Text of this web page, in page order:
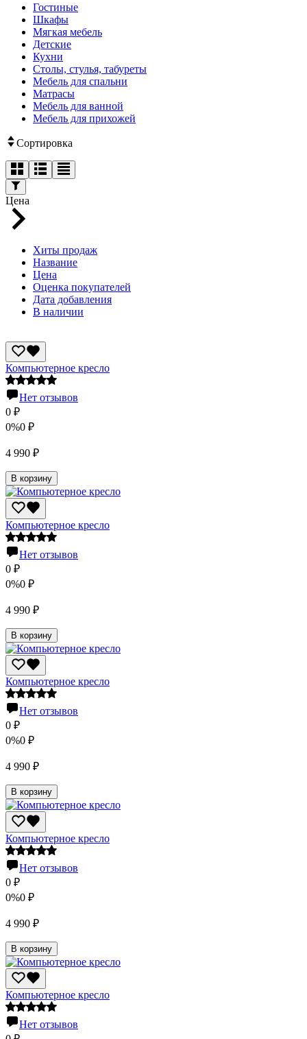
Гостиные
Шкафы
Мягкая мебель
Детские
Кухни
Столы, стулья, табуреты
Мебель для спальни
Матрасы
Мебель для ванной
Мебель для прихожей
Сортировка
Цена
Хиты продаж
Название
Цена
Оценка покупателей
Дата добавления
В наличии
Компьютерное кресло
Нет отзывов
0 ₽
0%0 ₽
4 990 ₽
В корзину
Компьютерное кресло
Нет отзывов
0 ₽
0%0 ₽
4 990 ₽
В корзину
Компьютерное кресло
Нет отзывов
0 ₽
0%0 ₽
4 990 ₽
В корзину
Компьютерное кресло
Нет отзывов
0 ₽
0%0 ₽
4 990 ₽
В корзину
Компьютерное кресло
Нет отзывов